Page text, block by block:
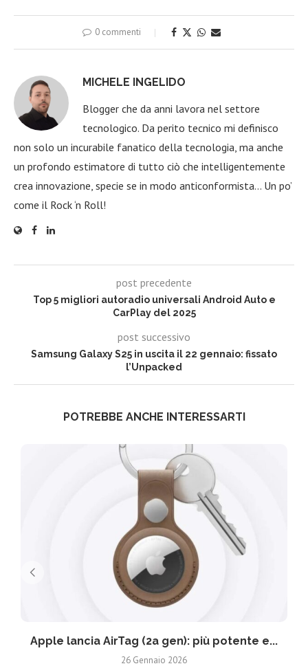
0 commenti
MICHELE INGELIDO
Blogger che da anni lavora nel settore
tecnologico. Da perito tecnico mi definisco
non solo un incurabile fanatico della tecnologia, ma anche
un profondo estimatore di tutto ciò che intelligentemente
crea innovazione, specie se in modo anticonformista… Un po’
come il Rock ‘n Roll!
post precedente
Top 5 migliori autoradio universali Android Auto e
CarPlay del 2025
post successivo
Samsung Galaxy S25 in uscita il 22 gennaio: fissato
l’Unpacked
POTREBBE ANCHE INTERESSARTI
Apple lancia AirTag (2a gen): più potente e...
26 Gennaio 2026